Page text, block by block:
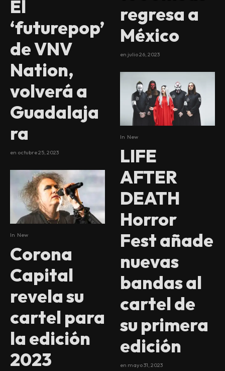
El
‘futurepop’
de VNV
Nation,
volverá a
Guadalaja
ra
en octubre 25, 2023
In New
Corona
Capital
revela su
cartel para
la edición
2023
regresa a
México
en julio 26, 2023
In New
LIFE
AFTER
DEATH
Horror
Fest añade
nuevas
bandas al
cartel de
su primera
edición
en mayo 31, 2023